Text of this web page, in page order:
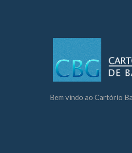
Bem vindo ao Cartório